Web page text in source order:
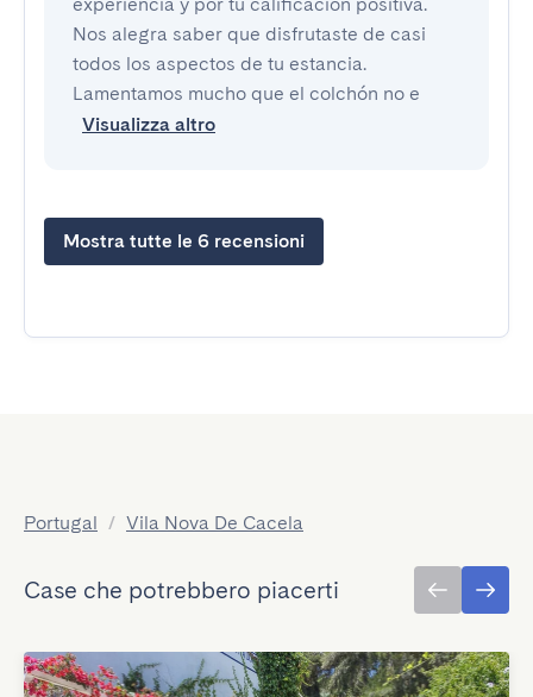
Nos alegra saber que disfrutaste de casi
todos los aspectos de tu estancia.
Lamentamos mucho que el colchón no e
Visualizza altro
Mostra tutte le 6 recensioni
Portugal / Vila Nova De Cacela
Case che potrebbero piacerti